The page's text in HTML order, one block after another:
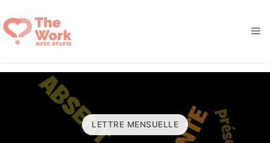
au
contenu
LETTRE MENSUELLE